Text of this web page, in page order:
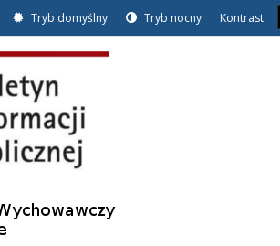
Tryb domyślny Tryb nocny Kontrast